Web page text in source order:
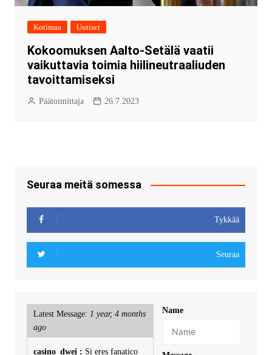
Kotimaa Uutiset
Kokoomuksen Aalto-Setälä vaatii
vaikuttavia toimia hiilineutraaliuden
tavoittamiseksi
Päätoimittaja 26.7.2023
Seuraa meitä somessa
Tykkää
Seuraa
Latest Message: 1 year, 4 months
ago
casino_dwei : Si eres fanatico
Name